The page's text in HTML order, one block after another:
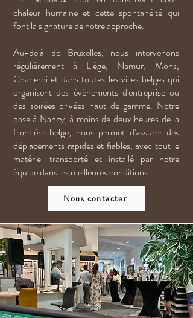
chaleur humaine et cette spontanéité qui
font la signature de notre approche.
Au-delà de Bruxelles, nous intervenons
régulièrement à Liège, Namur, Mons,
Charleroi et dans toutes les villes belges qui
organisent des événements d'entreprise ou
des soirées privées haut de gamme. Notre
base à Nancy, à moins de deux heures de la
frontière belge, nous permet d'assurer des
déplacements rapides et fiables, avec tout le
matériel transporté et installé par notre
équipe dans les meilleures conditions.
Nous contacter